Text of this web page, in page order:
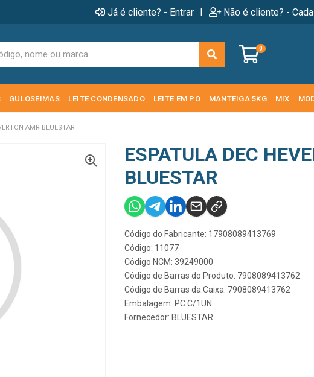
Já é cliente? - Entrar | Não é cliente? -
0
GULOSEIMAS LEITE CONDENSADO LEITE EM PO MANTEIGA 5KG MIX
AMR BLUESTAR
ESPATULA DEC
BLUESTAR
Código do Fabricante: 17908089413769
Código: 11077
Código NCM: 39249000
Código de Barras do Produto: 7908089413762
Código de Barras da Caixa: 7908089413762
Embalagem: PC C/1UN
Fornecedor: BLUESTAR